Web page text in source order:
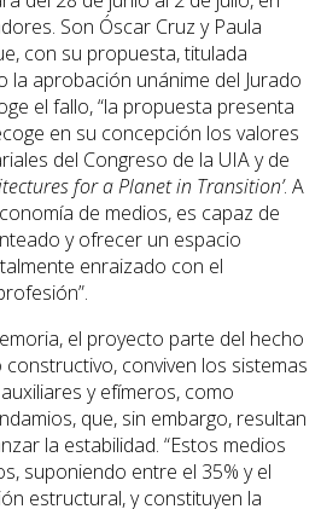
Son Óscar Cruz y Paula
con su propuesta, titulada
la aprobación unánime del Jurado
el fallo, “la propuesta presenta
en su concepción los valores
del Congreso de la UIA y de
for a Planet in Transition’. A
de medios, es capaz de
y ofrecer un espacio
enraizado con el
el proyecto parte del hecho
conviven los sistemas
y efímeros, como
que, sin embargo, resultan
la estabilidad. “Estos medios
suponiendo entre el 35% y el
estructural, y constituyen la